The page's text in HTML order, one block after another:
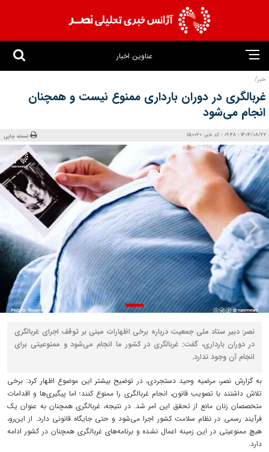
عناوین اخبار
خبر/
غربالگری در دوران بارداری ممنوع نیست و همچنان
انجام می‌شود
1404/08/22 - 09:48 - کد خبر: 150020 نسخه چاپی
نصر: دبیر ستاد ملی جمعیت درباره برخی اظهارات مبنی بر توقف اجرای غربالگری
در دوران بارداری، گفت: غربالگری در کشور ما انجام می‌شود و ممنوعیتی برای
انجام آن وجود ندارد.
به گزارش نصر، مرضیه وحید دستجردی، در توضیح بیشتر این موضوع اظهار کرد: برخی
تلاش داشتند با تصویب قانون، انجام غربالگری را ممنوع کنند؛ اما پیگیری‌ها و اقدامات
متخصصان زنان مانع از تحقق این امر شد. در نتیجه، غربالگری همچنان به عنوان یک
فرآیند رسمی در نظام سلامت کشور اجرا می‌شود و حتی جایگاه قانونی دارد. از این‌رو،
هیچ ممنوعیتی در این زمینه اعمال نشده و برنامه‌های غربالگری همچنان در کشور ادامه
دارد.